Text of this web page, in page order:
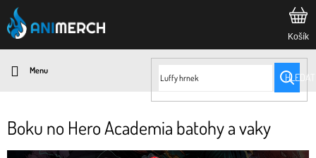
Přejít
na
obsah
HLEDAT
Boku no Hero Academia batohy a vaky